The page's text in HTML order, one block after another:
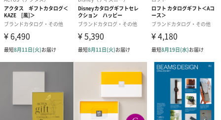
西洋の「8」
8は聖数として大切にされています。
八角形も重要な形とされていて、教会の設備でも聖堂や塔、洗礼
堂、洗礼盤などは八角形でつくられることも多いそうです。
また、永遠を表す円は神を象徴するのに対し、四角は世俗的世界
を表すと考えるので、世俗世界と神の世界を結ぶ形が八角形にな
るというわけです。